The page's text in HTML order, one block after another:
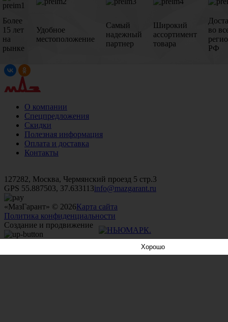
Более
15 лет
на
рынке
Удобное
местоположение
Самый
надежный
партнер
Широкий
ассортимент
товара
во
РФ
О компании
Спецпредложения
Скидки
Полезная информация
Оплата и доставка
Контакты
127282, Москва, Чермянский проезд 5 стр.3
GPS 55.887503, 37.633113info@mazgarant.ru
«МазГарант» © 2026Карта сайта
Политика конфиденциальности
Создание и продвижение
Хорошо